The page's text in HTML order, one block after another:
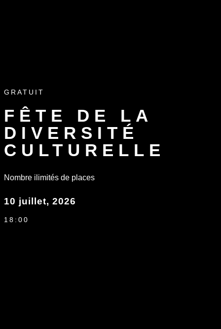
GRATUIT
FÊTE DE LA
DIVERSITÉ
CULTURELLE
Nombre ilimités de places
10 juillet, 2026
18:00